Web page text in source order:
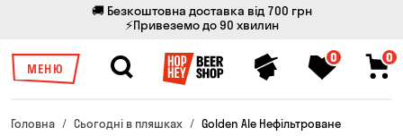
🚚 Безкоштовна доставка від 700 грн
⚡Привеземо до 90 хвилин
МЕНЮ
0 0
Головна Сьогодні в пляшках Golden Ale Нефільтроване